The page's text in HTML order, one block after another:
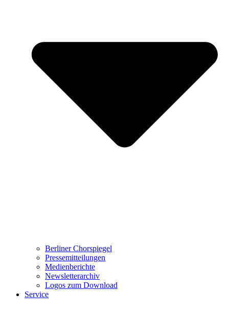
Berliner Chorspiegel
Pressemitteilungen
Medienberichte
Newsletterarchiv
Logos zum Download
Service